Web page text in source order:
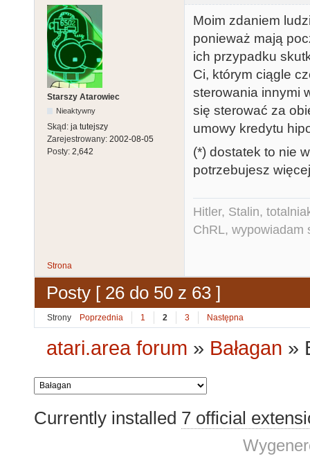
Starszy Atarowiec
Nieaktywny
Skąd: ja tutejszy
Zarejestrowany: 2002-08-05
Posty: 2,642
Moim zdaniem
ponieważ mają
ich przypadku
Ci, którym ciągle
sterowania innymi
się sterować za
umowy kredytu
(*) dostatek to nie
potrzebujesz
Hitler, Stalin,
ChRL, wypowiadam
Strona
Posty [ 26 do 50 z 63 ]
Strony Poprzednia 1 2 3 Następna
atari.area forum » Bałagan »
Currently installed 7 official